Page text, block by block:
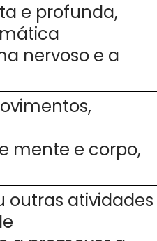
e profunda,
nervoso e a
mente e corpo,
outras atividades